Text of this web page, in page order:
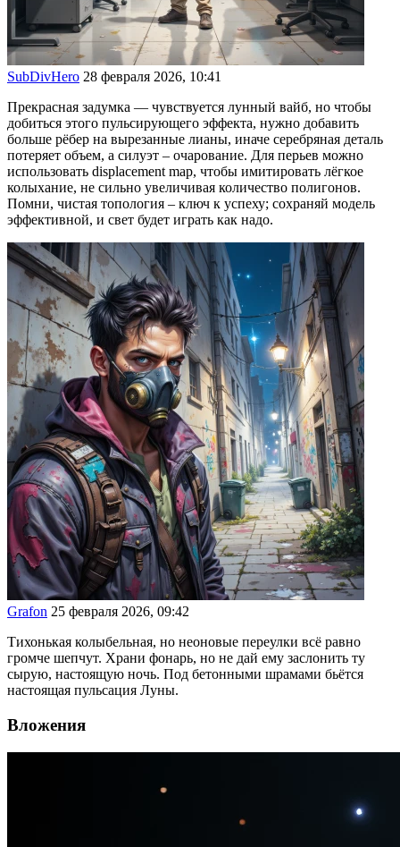
SubDivHero 28 февраля 2026, 10:41
Прекрасная задумка — чувствуется лунный вайб, но чтобы
добиться этого пульсирующего эффекта, нужно добавить
больше рёбер на вырезанные лианы, иначе серебряная деталь
потеряет объем, а силуэт – очарование. Для перьев можно
использовать displacement map, чтобы имитировать лёгкое
колыхание, не сильно увеличивая количество полигонов.
Помни, чистая топология – ключ к успеху; сохраняй модель
эффективной, и свет будет играть как надо.
Grafon 25 февраля 2026, 09:42
Тихонькая колыбельная, но неоновые переулки всё равно
громче шепчут. Храни фонарь, но не дай ему заслонить ту
сырую, настоящую ночь. Под бетонными шрамами бьётся
настоящая пульсация Луны.
Вложения